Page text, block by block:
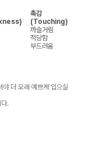
촉감
(Touching)
까슬거림
적당함
부드러움
야 더 오래 예쁘게 입으실
.